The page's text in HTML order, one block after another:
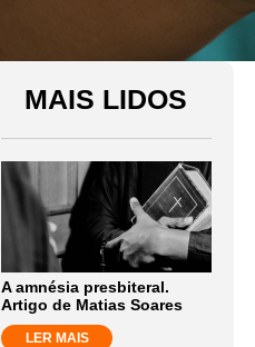
MAIS LIDOS
A amnésia presbiteral.
Artigo de Matias Soares
LER MAIS